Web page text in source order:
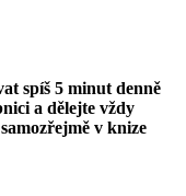
spíš 5 minut denně
a dělejte vždy
v knize